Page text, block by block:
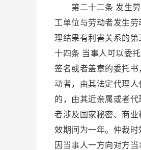
第二十二条 发生劳
工单位与劳动者发生
理结果有利害关系的
十四条 当事人可以委
签名或者盖章的委托
动者，由其法定代理
的，由其近亲属或者
者涉及国家秘密、商
效期间为一年。仲裁
因当事人一方向对方